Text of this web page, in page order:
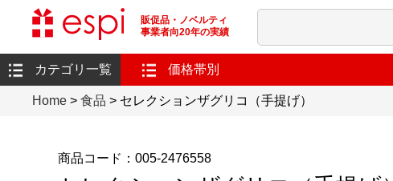
販促品・ノベルティ
事業者向20年の実績
カテゴリ一覧 価格帯別
Home >食品 > セレクションザグリコ（手提げ）
商品コード：005-2476558